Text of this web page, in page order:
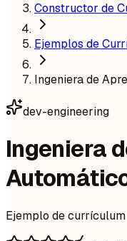
Constructor de
Ejemplos de
Ingeniera de
dev-engineering
Ingeniera
Ejemplo de currículum